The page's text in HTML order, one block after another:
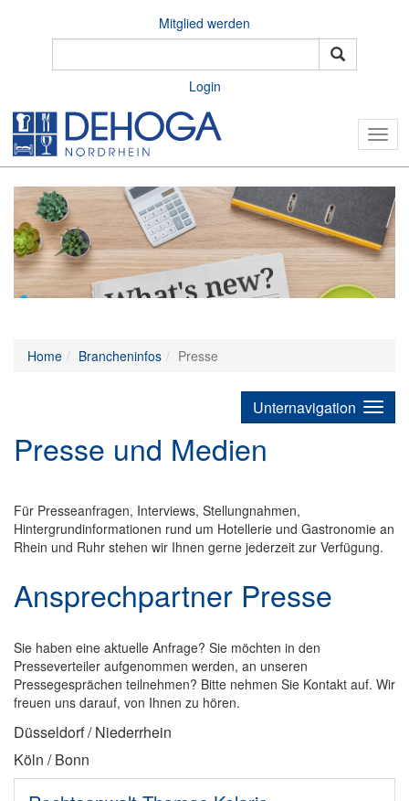
Mitglied werden
Login
Home Brancheninfos Presse
Unternavigation
Presse und Medien
Für Presseanfragen, Interviews, Stellungnahmen,
Hintergrundinformationen rund um Hotellerie und Gastronomie an
Rhein und Ruhr stehen wir Ihnen gerne jederzeit zur Verfügung.
Ansprechpartner Presse
Sie haben eine aktuelle Anfrage? Sie möchten in den
Presseverteiler aufgenommen werden, an unseren
Pressegesprächen teilnehmen? Bitte nehmen Sie Kontakt auf. Wir
freuen uns darauf, von Ihnen zu hören.
Düsseldorf / Niederrhein
Köln / Bonn